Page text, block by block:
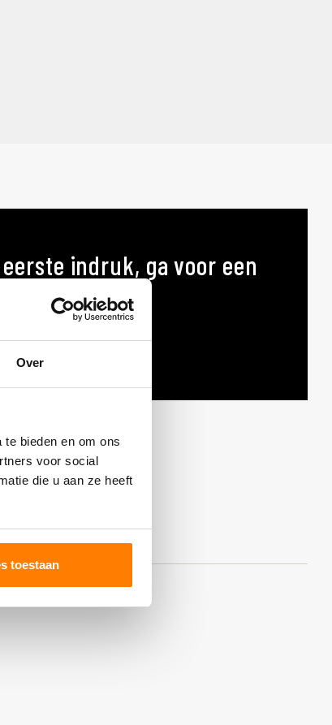
Over
bieden en om ons
voor social
die u aan ze heeft
toestaan
indruk, ga voor een